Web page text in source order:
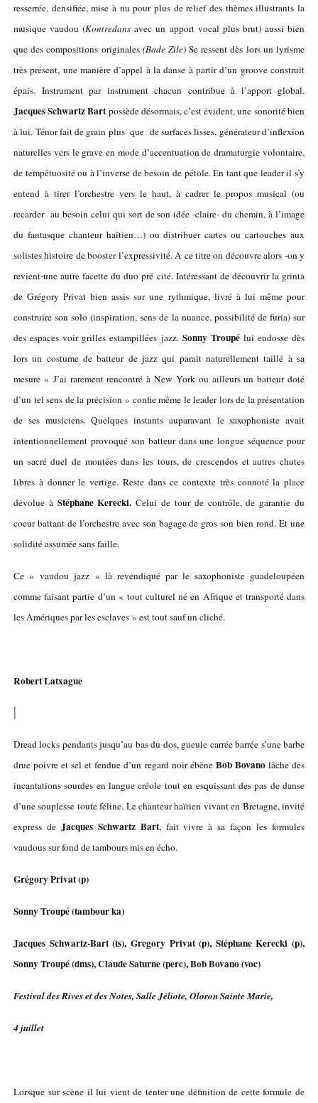
resserrée, densifiée, mise à nu pour plus de relief des thèmes illustrants la
musique vaudou (Kontredans avec un apport vocal plus brut) aussi bien
que des compositions originales (Bade Zile) Se ressent dès lors un lyrisme
très présent, une manière d’appel à la danse à partir d’un groove construit
épais. Instrument par instrument chacun contribue à l’apport global.
Jacques Schwartz Bartpossède désormais, c’est évident, une sonorité bien
à lui. Ténor fait de grain plus que de surfaces lisses, générateur d’inflexion
naturelles vers le grave en mode d’accentuation de dramaturgie volontaire,
de tempêtuosité ou à l’inverse de besoin de pétole. En tant que leader il s’y
entend à tirer l’orchestre vers le haut, à cadrer le propos musical (ou
recarder au besoin celui qui sort de son idée -claire- du chemin, à l’image
du fantasque chanteur haïtien…) ou distribuer cartes ou cartouches aux
solistes histoire de booster l’expressivité. A ce titre on découvre alors -on y
revient-une autre facette du duo pré cité. Intéressant de découvrir la grinta
de Grégory Privat bien assis sur une rythmique, livré à lui même pour
construire son solo (inspiration, sens de la nuance, possibilité de furia) sur
des espaces voir grilles estampillées jazz. Sonny Troupélui endosse dès
lors un costume de batteur de jazz qui parait naturellement taillé à sa
mesure « J’ai rarement rencontré à New York ou ailleurs un batteur doté
d’un tel sens de la précision » confie même le leader lors de la présentation
de ses musiciens. Quelques instants auparavant le saxophoniste avait
intentionnellement provoqué son batteur dans une longue séquence pour
un sacré duel de montées dans les tours, de crescendos et autres chutes
libres à donner le vertige. Reste dans ce contexte très connoté la place
dévolue à Stéphane Kerecki. Celui de tour de contrôle, de garantie du
coeur battant de l’orchestre avec son bagage de gros son bien rond. Et une
solidité assumée sans faille.
Ce « vaudou jazz » là revendiqué par le saxophoniste guadeloupéen
comme faisant partie d’un « tout culturel né en Afrique et transporté dans
les Amériques par les esclaves » est tout sauf un cliché.
Robert Latxague
Dread locks pendants jusqu’au bas du dos, gueule carrée barrée s’une barbe
drue poivre et sel et fendue d’un regard noir ébène Bob Bovanolâche des
incantations sourdes en langue créole tout en esquissant des pas de danse
d’une souplesse toute féline. Le chanteur haïtien vivant en Bretagne, invité
express de Jacques Schwartz Bart, fait vivre à sa façon les formules
vaudous sur fond de tambours mis en écho.
Grégory Privat (p)
Sonny Troupé (tambour ka)
Jacques Schwartz-Bart (ts), Gregory Privat (p), Stéphane Kerecki (p),
Sonny Troupé (dms), Claude Saturne (perc), Bob Bovano (voc)
Festival des Rives et des Notes, Salle Jéliote, Oloron Sainte Marie,
4 juillet
Lorsque sur scène il lui vient de tenter une définition de cette formule de